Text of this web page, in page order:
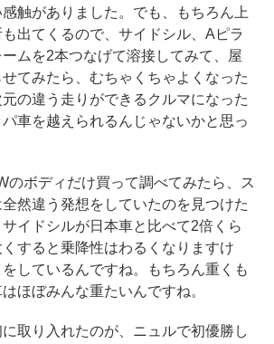
触がありました。でも、もちろん上
出てくるので、サイドシル、Aピラ
ムを2本つなげて溶接してみて、屋
てみたら、むちゃくちゃよくなった
の違う走りができるクルマになった
車を越えられるんじゃないかと思っ
ボディだけ買って調べてみたら、ス
然違う発想をしていたのを見つけた
イドシルが日本車と比べて2倍くら
すると乗降性はわるくなりますけ
しているんですね。もちろん重くも
ほぼみんな重たいんですね。
取り入れたのが、ニュルで初優勝し